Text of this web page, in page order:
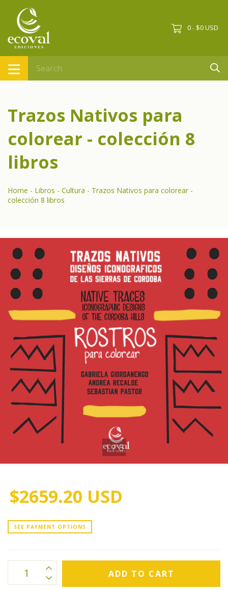
0 - $0 USD
Trazos Nativos para
colorear - colección 8
libros
Home - Libros - Cultura - Trazos Nativos para colorear -
colección 8 libros
1/8
$2659.20 USD
SEE PAYMENT OPTIONS